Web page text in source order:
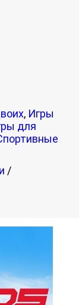
, Игры
для
/